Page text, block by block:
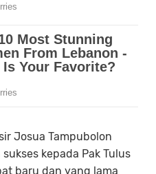
Josua Tampubolon
kepada Pak Tulus
baru dan yang lama